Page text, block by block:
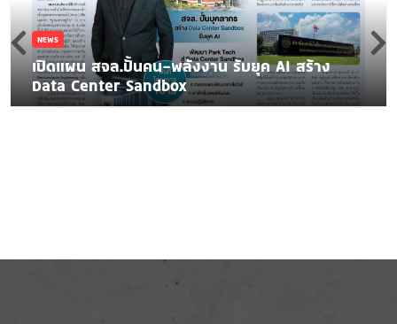
NEWS
เปิดแผน สจล.ปั้นคน-พลังงาน รับยุค AI สร้าง
Data Center Sandbox